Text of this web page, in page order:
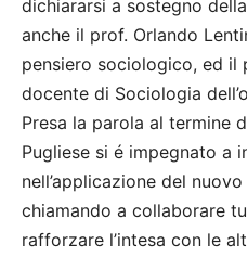
dichiararsi a sostegno
anche il prof. Orlando
pensiero sociologico, ed il
docente di Sociologia
Presa la parola al termine
Pugliese si é impegnato a
nell’applicazione del
chiamando a collaborare
rafforzare l’intesa con le